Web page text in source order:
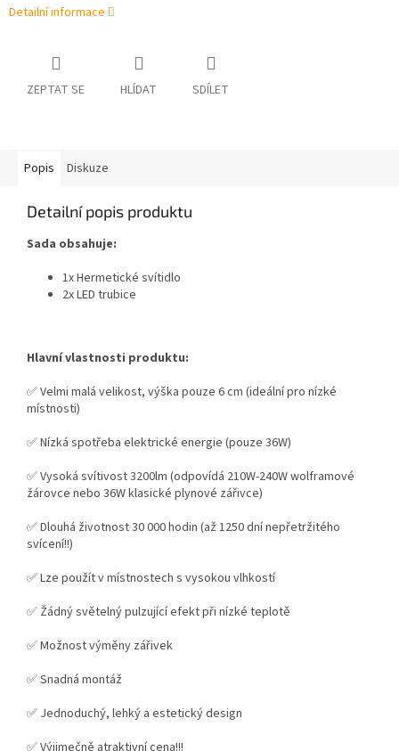
Detailní informace
ZEPTAT SE HLÍDAT SDÍLET
Popis Diskuze
Detailní popis produktu
Sada obsahuje:
1x Hermetické svítidlo
2x LED trubice
Hlavní vlastnosti produktu:
✅ Velmi malá velikost, výška pouze 6 cm (ideální pro nízké
místnosti)
✅ Nízká spotřeba elektrické energie (pouze 36W)
✅ Vysoká svítivost 3200lm (odpovídá 210W-240W wolframové
žárovce nebo 36W klasické plynové zářivce)
✅ Dlouhá životnost 30 000 hodin (až 1250 dní nepřetržitého
svícení!!)
✅ Lze použít v místnostech s vysokou vlhkostí
✅ Žádný světelný pulzující efekt při nízké teplotě
✅ Možnost výměny zářivek
✅ Snadná montáž
✅ Jednoduchý, lehký a estetický design